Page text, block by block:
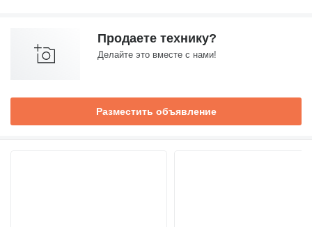
Продаете технику?
Делайте это вместе с нами!
Разместить объявление